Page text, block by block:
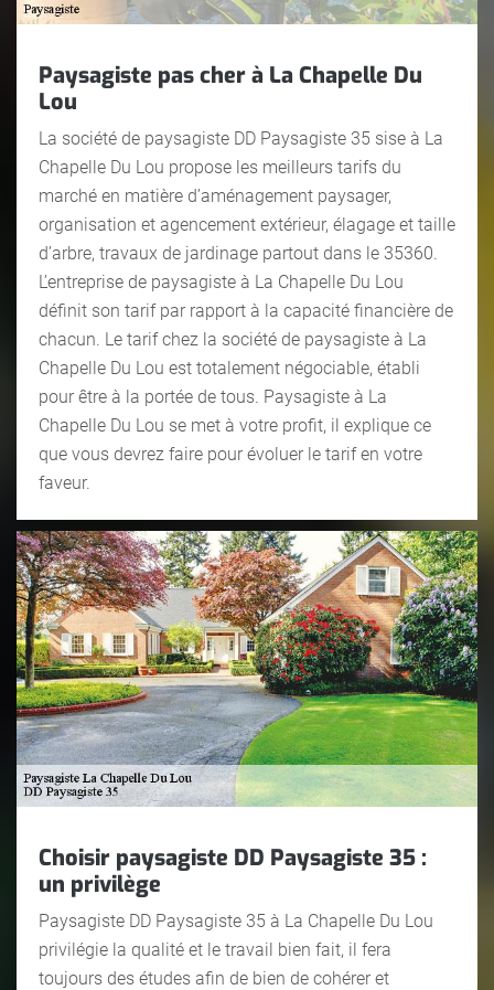
Paysagiste pas cher à La Chapelle Du
Lou
La société de paysagiste DD Paysagiste 35 sise à La
Chapelle Du Lou propose les meilleurs tarifs du
marché en matière d’aménagement paysager,
organisation et agencement extérieur, élagage et taille
d’arbre, travaux de jardinage partout dans le 35360.
L’entreprise de paysagiste à La Chapelle Du Lou
définit son tarif par rapport à la capacité financière de
chacun. Le tarif chez la société de paysagiste à La
Chapelle Du Lou est totalement négociable, établi
pour être à la portée de tous. Paysagiste à La
Chapelle Du Lou se met à votre profit, il explique ce
que vous devrez faire pour évoluer le tarif en votre
faveur.
Choisir paysagiste DD Paysagiste 35 :
un privilège
Paysagiste DD Paysagiste 35 à La Chapelle Du Lou
privilégie la qualité et le travail bien fait, il fera
toujours des études afin de bien de cohérer et